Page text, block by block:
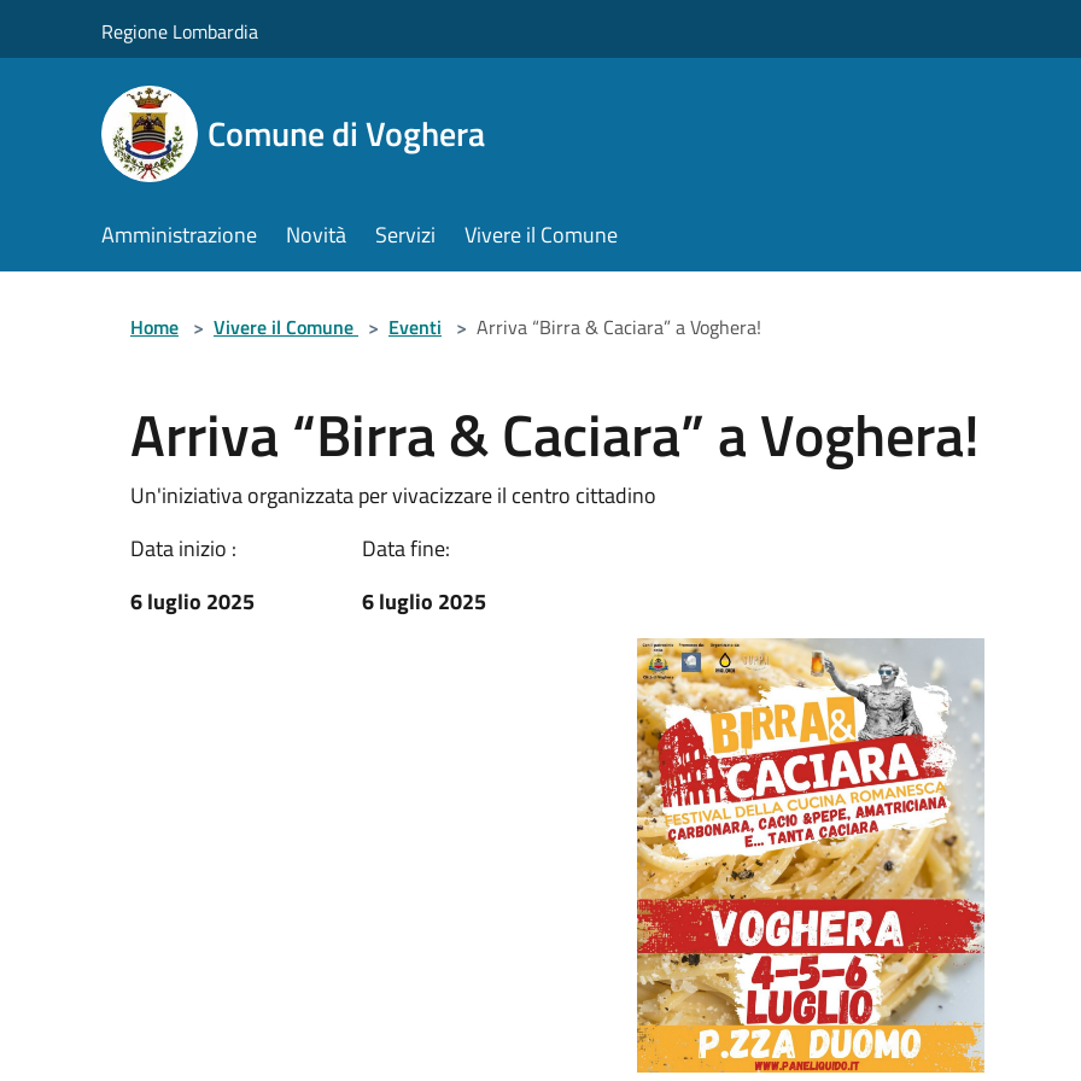
Regione Lombardia
Comune di Voghera
Amministrazione Novità Servizi Vivere il Comune
Home > Vivere il Comune > Eventi > Arriva “Birra & Caciara” a Voghera!
Arriva “Birra & Caciara” a Voghera!
Un'iniziativa organizzata per vivacizzare il centro cittadino
Data inizio :
6 luglio 2025
Data fine:
6 luglio 2025